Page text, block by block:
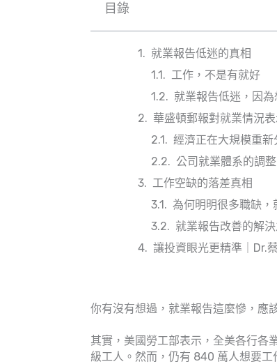
目錄
就業報告低迷的真相
工作，不是有就好
就業報告低迷，因
華盛頓郵報對就業情況
經濟正在大規模重新
公司就業體系的調整
工作空缺的落差真相
為何明明很多職缺，
就業報告改善的解
讓投資眼光更精準｜Dr.
你有沒有想過，就業報告這麼慘，應
其實，美國勞工部表示，全美各行各
級工人。然而，仍有 840 萬人想要